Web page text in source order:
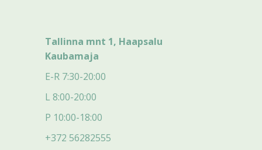
Tallinna mnt 1, Haapsalu
Kaubamaja
E-R 7:30-20:00
L 8:00-20:00
P 10:00-18:00
+372 56282555